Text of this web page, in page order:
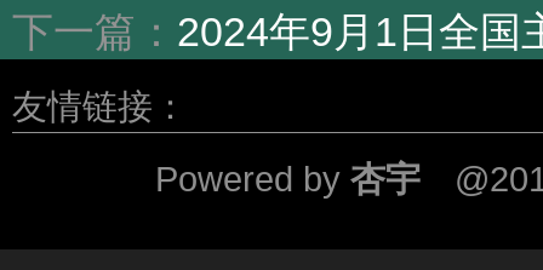
下一篇： 2024年9月1日全国
友情链接：
Powered by 杏宇